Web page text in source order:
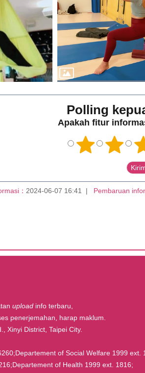
Polling
Apakah fitur
： 2024-06-07 16:41 Pembaruan
upload info terbaru,
penerjemahan, harap maklum.
Xinyi District, Taipei City.
of Social Welfare 1999 ext.
of Health 1999 ext. 1816;